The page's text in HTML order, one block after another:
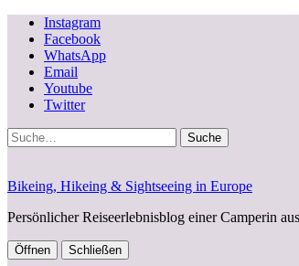
Instagram
Facebook
WhatsApp
Email
Youtube
Twitter
Suche
Bikeing, Hikeing & Sightseeing in Europe
Persönlicher Reiseerlebnisblog einer Camperin
Öffnen Schließen